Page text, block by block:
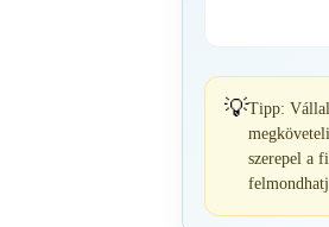
💡Tipp:
szerepel a